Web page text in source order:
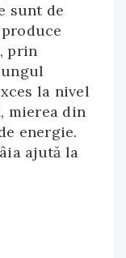
sunt de
prin
la nivel
mierea din
energie.
ajută la